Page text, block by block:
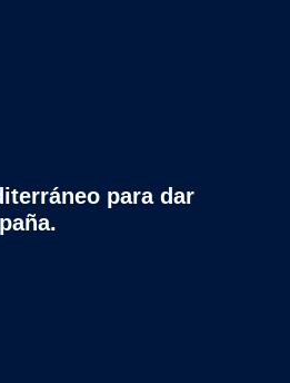
para dar